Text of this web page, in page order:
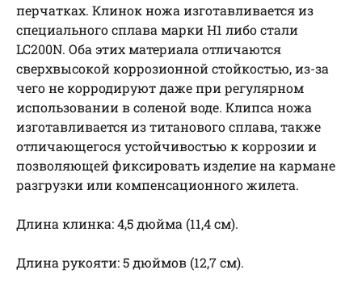
перчатках. Клинок ножа изготавливается из
специального сплава марки Н1 либо стали
LC200N. Оба этих материала отличаются
сверхвысокой коррозионной стойкостью, из-за
чего не корродируют даже при регулярном
использовании в соленой воде. Клипса ножа
изготавливается из титанового сплава, также
отличающегося устойчивостью к коррозии и
позволяющей фиксировать изделие на кармане
разгрузки или компенсационного жилета.
Длина клинка: 4,5 дюйма (11,4 см).
Длина рукояти: 5 дюймов (12,7 см).